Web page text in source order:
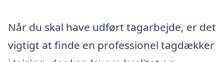
Når du skal have udført tagarbejde, er det
vigtigt at finde en professionel tagdækker